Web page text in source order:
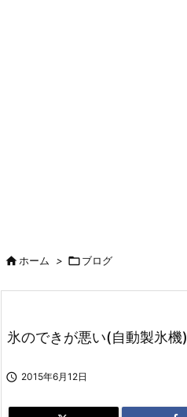
ホーム > ブログ
氷のできが悪い(自動製氷機)
 2015年6月12日